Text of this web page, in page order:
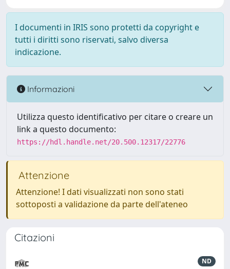
I documenti in IRIS sono protetti da copyright e
tutti i diritti sono riservati, salvo diversa
indicazione.
Informazioni
Utilizza questo identificativo per citare o creare un
link a questo documento:
https://hdl.handle.net/20.500.12317/22776
Attenzione
Attenzione! I dati visualizzati non sono stati
sottoposti a validazione da parte dell'ateneo
Citazioni
ND